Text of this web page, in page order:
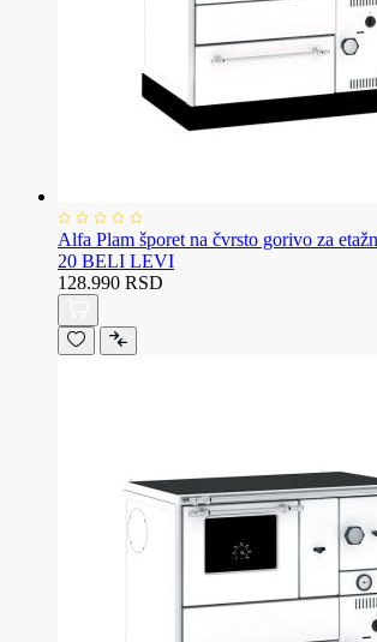
Alfa Plam šporet na čvrsto gorivo za
20 BELI LEVI
128.990 RSD